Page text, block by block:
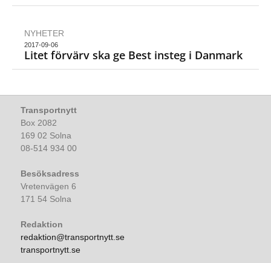
NYHETER
2017-09-06
Litet förvärv ska ge Best insteg i Danmark
Transportnytt
Box 2082
169 02 Solna
08-514 934 00
Besöksadress
Vretenvägen 6
171 54 Solna
Redaktion
redaktion@transportnytt.se
transportnytt.se